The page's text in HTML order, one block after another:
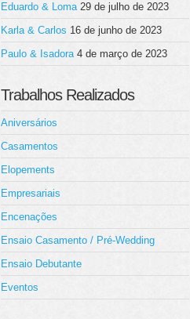
Eduardo & Loma 29 de julho de 2023
Karla & Carlos 16 de junho de 2023
Paulo & Isadora 4 de março de 2023
Trabalhos Realizados
Aniversários
Casamentos
Elopements
Empresariais
Encenações
Ensaio Casamento / Pré-Wedding
Ensaio Debutante
Eventos